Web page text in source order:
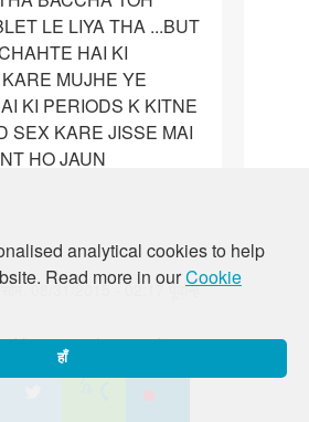
analytical cookies to help
Read more in ourCookie
हाँ
LE LIYA THA ...BUT
HAI KI
MUJHE YE
KI PERIODS K KITNE
SEX KARE JISSE MAI
HO JAUN
सोम, 08/31/2015 - 02:17 पूर्वान्ह
kvi 2 machine ya kvi 1
aata hai me kya